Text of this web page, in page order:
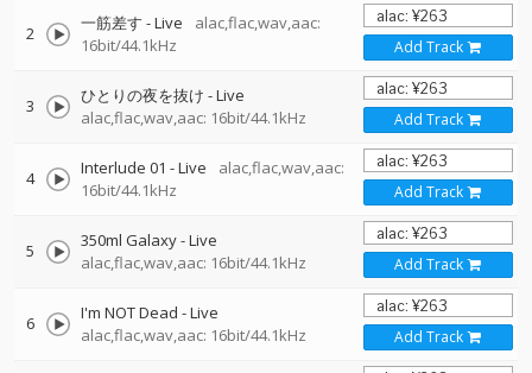
2 一筋差す - Live
alac,flac,wav,aac:
16bit/44.1kHz
Add Track
3
ひとりの夜を抜け - Live
alac,flac,wav,aac: 16bit/44.1kHz
Add Track
4 Interlude 01 - Live
alac,flac,wav,aac:
16bit/44.1kHz
Add Track
5
350ml Galaxy - Live
alac,flac,wav,aac: 16bit/44.1kHz
Add Track
6
I'm NOT Dead - Live
alac,flac,wav,aac: 16bit/44.1kHz
Add Track